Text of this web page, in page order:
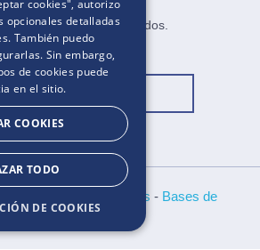
los derechos reservados​.​
Cambiar ubicación
Aviso de Cookies - Bases de
cookies", autorizo
opcionales detalladas
También puedo
Sin embargo,
de cookies puede
en el sitio.
COOKIES
TODO
DE COOKIES